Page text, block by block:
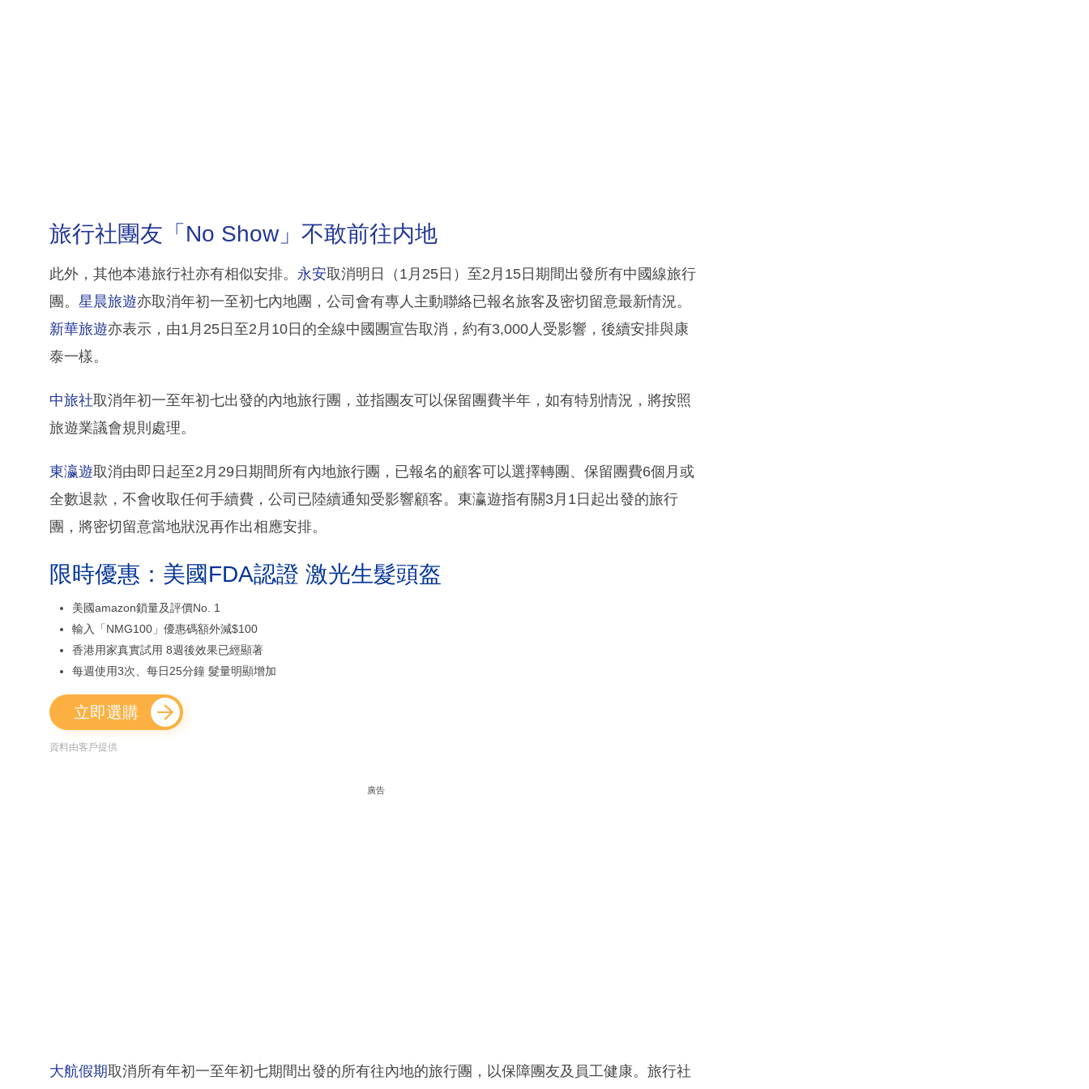
旅行社團友「No Show」不敢前往内地
此外，其他本港旅行社亦有相似安排。 永安取消明日（1月25日）至2月15日期間出發所有中國線旅行
團。 星晨旅遊亦取消年初一至初七內地團，公司會有專人主動聯絡已報名旅客及密切留意最新情況。
新華旅遊亦表示，由1月25日至2月10日的全線中國團宣告取消，約有3,000人受影響，後續安排與康
泰一樣。
中旅社取消年初一至年初七出發的內地旅行團，並指團友可以保留團費半年，如有特別情況，將按照
旅遊業議會規則處理。
東瀛遊取消由即日起至2月29日期間所有內地旅行團，已報名的顧客可以選擇轉團、保留團費6個月或
全數退款，不會收取任何手續費，公司已陸續通知受影響顧客。東瀛遊指有關3月1日起出發的旅行
團，將密切留意當地狀況再作出相應安排。
限時優惠：美國FDA認證 激光生髮頭盔
美國amazon鎖量及評價No. 1
輸入「NMG100」優惠碼額外減$100
香港用家真實試用 8週後效果已經顯著
每週使用3次、每日25分鐘 髮量明顯增加
立即選購
資料由客戶提供
廣告
大航假期取消所有年初一至年初七期間出發的所有往內地的旅行團，以保障團友及員工健康。旅行社